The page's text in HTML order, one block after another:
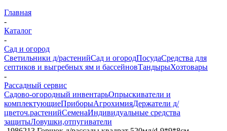
Главная
-
Каталог
-
Сад и огород
Светильники д/растенийСад и огородПосудаСредства для
септиков и выгребных ям и бассейновТандырыХозтовары
-
Рассадный сервис
Садово-огородный инвентарьОпрыскиватели и
комплектующиеПриборыАгрохимияДержатели д/
цветоч.растенийСеменаИндивидуальные средства
защитыЛовушки,отпугиватели